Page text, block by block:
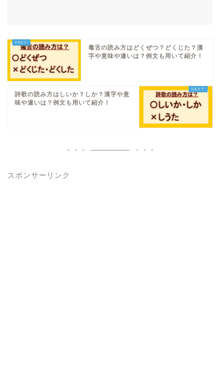
毒舌の読み方はどくぜつ？どくじた？漢
字や意味や違いは？例文も用いて紹介！
詩歌の読み方はしいか？しか？漢字や意
味や違いは？例文も用いて紹介！
スポンサーリンク